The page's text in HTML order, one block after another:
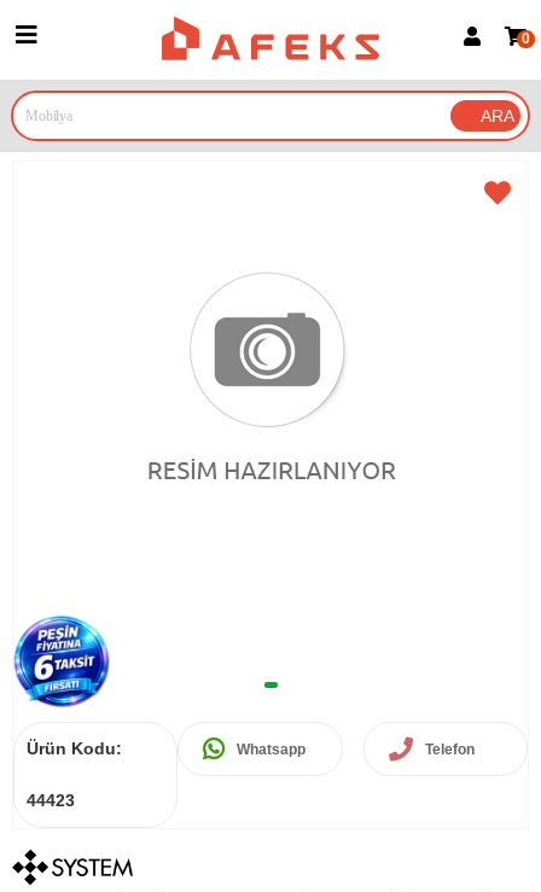
Google İle Bağlan
0
Ürün Kodu:
44423
Whatsapp Telefon